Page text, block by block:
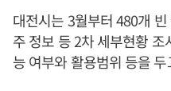
대전시는 3월부터 480개
주 정보 등 2차 세부현황
능 여부와 활용범위 등을